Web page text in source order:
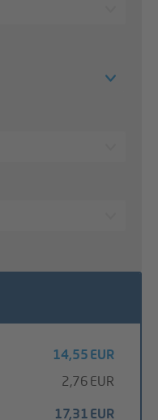
14,55 EUR
2,76 EUR
17,31 EUR